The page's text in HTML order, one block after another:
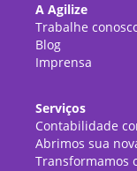
A Agilize
Trabalhe
Blog
Imprensa
Serviços
Contabilidade
Abrimos sua
Transformamos